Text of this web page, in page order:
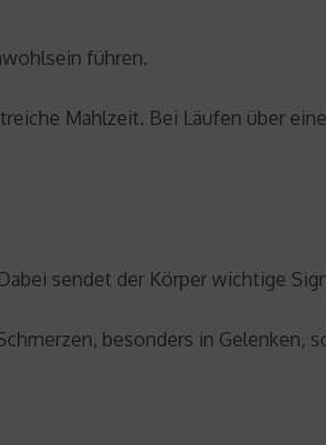
führen.
Mahlzeit. Bei Läufen über
sendet der Körper wichtige
besonders in Gelenken,